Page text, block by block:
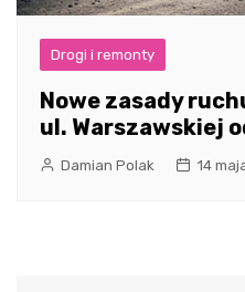
Drogi i remonty
Nowe zasady
ul. Warszawskiej
Damian Polak 14